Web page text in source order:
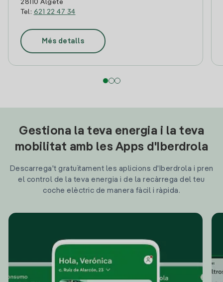
28110 Algete
Tel: 621 22 47 34
Més detalls
Gestiona la teva energia i la teva
mobilitat amb les Apps d'Iberdrola
Descarrega't gratuïtament les aplicions d'Iberdrola i pren
el control de la teva energia i de la recàrrega del teu
coche elèctric de manera fàcil i ràpida.